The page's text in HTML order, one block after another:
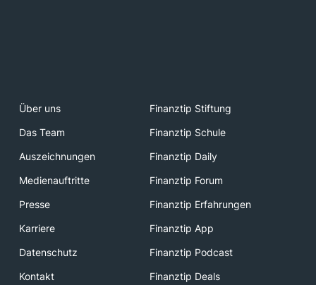
Über uns
Finanztip Stiftung
Das Team
Finanztip Schule
Auszeichnungen
Finanztip Daily
Medienauftritte
Finanztip Forum
Presse
Finanztip Erfahrungen
Karriere
Finanztip App
Datenschutz
Finanztip Podcast
Kontakt
Finanztip Deals